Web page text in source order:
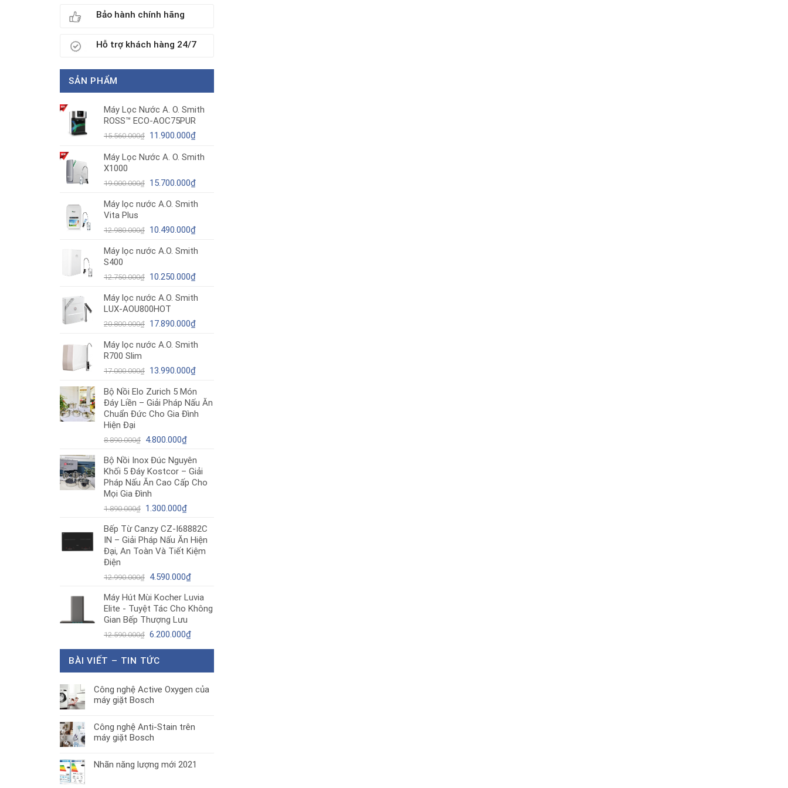
Bảo hành chính hãng
Hỗ trợ khách hàng 24/7
SẢN PHẨM
Máy Lọc Nước A. O. Smith
ROSS™ ECO-AOC75PUR
15.560.000₫ Giá
là:
11.900.000₫Giá
tại
11.900.000₫.
Máy Lọc Nước A. O. Smith
X1000
19.000.000₫ Giá
là:
15.700.000₫Giá
tại
15.700.000₫.
Máy lọc nước A.O. Smith
Vita Plus
12.980.000₫ Giá
là:
10.490.000₫Giá
tại
10.490.000₫.
Máy lọc nước A.O. Smith
S400
12.750.000₫ Giá
là:
12.750.000₫.
10.250.000₫Giá
tại
10.250.000₫.
Máy lọc nước A.O. Smith
LUX-AOU800HOT
20.800.000₫ Giá
là:
17.890.000₫Giá
tại
17.890.000₫.
Máy lọc nước A.O. Smith
R700 Slim
17.000.000₫ Giá
là:
17.000.000₫.
13.990.000₫Giá
tại
là:
13.990.000₫.
Bộ Nồi Elo Zurich 5 Món
Đáy Liền – Giải Pháp Nấu Ăn
Chuẩn Đức Cho Gia Đình
Hiện Đại
8.890.000₫ Giá
là:
8.890.000₫.
4.800.000₫Giá
tại
là:
4.800.000₫.
Bộ Nồi Inox Đúc Nguyên
Khối 5 Đáy Kostcor – Giải
Pháp Nấu Ăn Cao Cấp Cho
Mọi Gia Đình
1.890.000₫ Giá
là:
1.890.000₫.
1.300.000₫Giá
tại
là:
1.300.000₫.
Bếp Từ Canzy CZ-I68882C
IN – Giải Pháp Nấu Ăn Hiện
Đại, An Toàn Và Tiết Kiệm
Điện
12.990.000₫ Giá
là:
12.990.000₫.
4.590.000₫Giá
tại
là:
Máy Hút Mùi Kocher Luvia
Elite - Tuyệt Tác Cho Không
Gian Bếp Thượng Lưu
12.590.000₫ Giá
là:
6.200.000₫Giá
BÀI VIẾT – TIN TỨC
Công nghệ Active Oxygen của
máy giặt Bosch
Công nghệ Anti-Stain trên
máy giặt Bosch
Nhãn năng lượng mới 2021